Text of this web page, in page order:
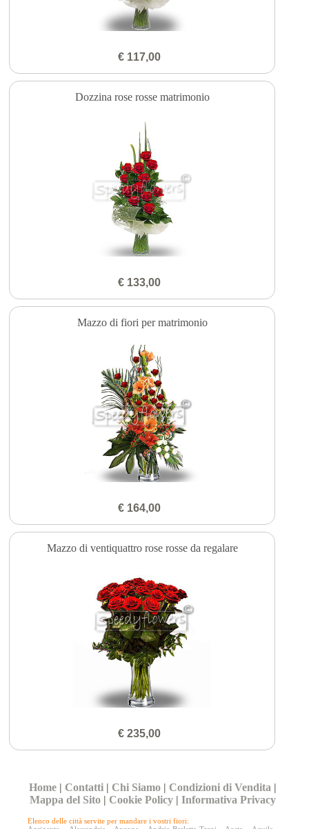
€ 117,00
Dozzina rose rosse matrimonio
€ 133,00
Mazzo di fiori per matrimonio
€ 164,00
Mazzo di ventiquattro rose rosse da regalare
€ 235,00
Home | Contatti | Chi Siamo | Condizioni di Vendita |
Mappa del Sito | Cookie Policy |Informativa Privacy
Elenco delle città servite per mandare i vostri fiori: